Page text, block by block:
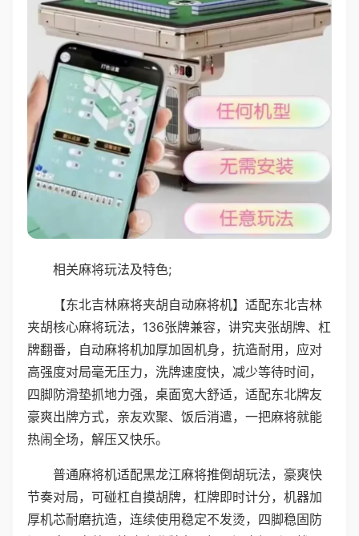
相关麻将玩法及特色;
【东北吉林麻将夹胡自动麻将机】适配东北吉林
夹胡核心麻将玩法，136张牌兼容，讲究夹张胡牌、杠
牌翻番，自动麻将机加厚加固机身，抗造耐用，应对
高强度对局毫无压力，洗牌速度快，减少等待时间，
四脚防滑垫抓地力强，桌面宽大舒适，适配东北牌友
豪爽出牌方式，亲友欢聚、饭后消遣，一把麻将就能
热闹全场，解压又快乐。
普通麻将机适配黑龙江麻将推倒胡玩法，豪爽快
节奏对局，可碰杠自摸胡牌，杠牌即时计分，机器加
厚机芯耐磨抗造，连续使用稳定不发烫，四脚稳固防